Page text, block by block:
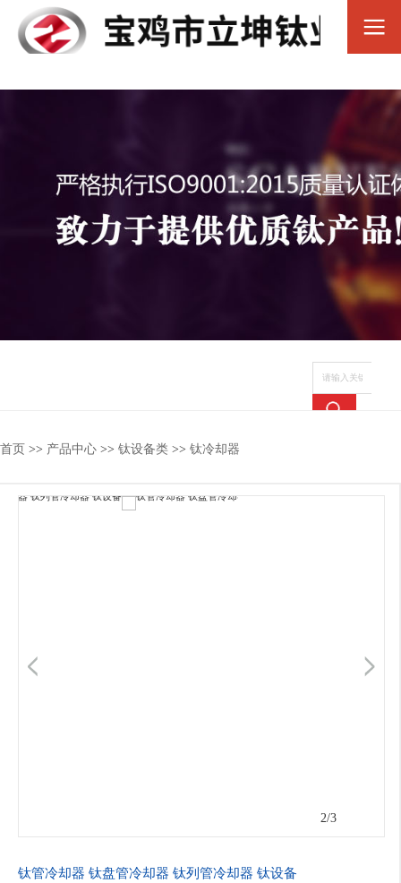
热搜关键词： TC4钛合金 钛合金棒 钛合金管 钛法兰
首页 >> 产品中心 >> 钛设备类 >> 钛冷却器
2/3
钛管冷却器 钛盘管冷却器 钛列管冷却器 钛设备